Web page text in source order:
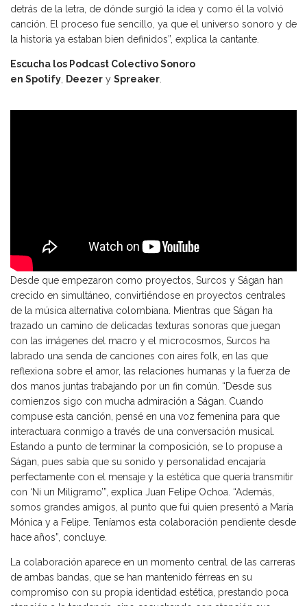
detrás de la letra, de dónde surgió la idea y como él la volvió
canción. El proceso fue sencillo, ya que el universo sonoro y de
la historia ya estaban bien definidos”, explica la cantante.
Escucha los Podcast Colectivo Sonoro
en Spotify Deezer y Spreaker
Desde que empezaron como proyectos, Surcos y Ságan han
crecido en simultáneo, convirtiéndose en proyectos centrales
de la música alternativa colombiana. Mientras que Ságan ha
trazado un camino de delicadas texturas sonoras que juegan
con las imágenes del macro y el microcosmos, Surcos ha
labrado una senda de canciones con aires folk, en las que
reflexiona sobre el amor, las relaciones humanas y la fuerza de
dos manos juntas trabajando por un fin común. “Desde sus
comienzos sigo con mucha admiración a Ságan. Cuando
compuse esta canción, pensé en una voz femenina para que
interactuara conmigo a través de una conversación musical.
Estando a punto de terminar la composición, se lo propuse a
Ságan, pues sabía que su sonido y personalidad encajaría
perfectamente con el mensaje y la estética que quería transmitir
con ‘Ni un Miligramo’”, explica Juan Felipe Ochoa. “Además,
somos grandes amigos, al punto que fui quien presentó a María
Mónica y a Felipe. Teníamos esta colaboración pendiente desde
hace años”, concluye.
La colaboración aparece en un momento central de las carreras
de ambas bandas, que se han mantenido férreas en su
compromiso con su propia identidad estética, prestando poca